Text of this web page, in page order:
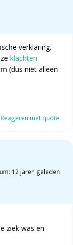
verklaring.
klachten
(dus niet alleen
Reageren met quote
12 jaren geleden
ziek was en